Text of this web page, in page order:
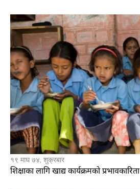
१९ माघ ७४, शुक्रबार
शिक्षाका लागि खाद्य कार्यक्रमको प्रभावकारिता